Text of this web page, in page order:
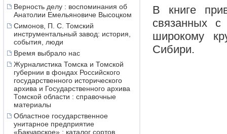
Верность делу : воспоминания об
Анатолии Емельяновиче Высоцком
Симонов, П. С. Томский
инструментальный завод: история,
события, люди
Время выбрало нас
Журналистика Томска и Томской
губернии в фондах Российского
государственного исторического
архива и Государственного архива
Томской области : справочные
материалы
Областное государственное
унитарное предприятие
«Бакчарское» : каталог сортов
В книге
связанных
широкому
Сибири.